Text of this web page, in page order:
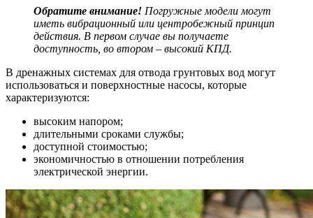
Обратите внимание! Погружные модели могут
иметь вибрационный или центробежный принцип
действия. В первом случае вы получаете
доступность, во втором – высокий КПД.
В дренажных системах для отвода грунтовых вод могут
использоваться и поверхностные насосы, которые
характеризуются:
высоким напором;
длительными сроками службы;
доступной стоимостью;
экономичностью в отношении потребления
электрической энергии.